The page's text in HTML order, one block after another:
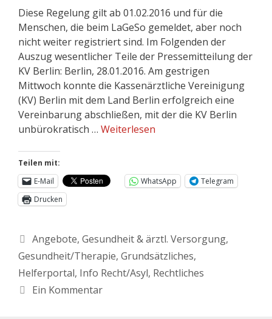
Diese Regelung gilt ab 01.02.2016 und für die
Menschen, die beim LaGeSo gemeldet, aber noch
nicht weiter registriert sind. Im Folgenden der
Auszug wesentlicher Teile der Pressemitteilung der
KV Berlin: Berlin, 28.01.2016. Am gestrigen
Mittwoch konnte die Kassenärztliche Vereinigung
(KV) Berlin mit dem Land Berlin erfolgreich eine
Vereinbarung abschließen, mit der die KV Berlin
unbürokratisch … Weiterlesen
Teilen mit:
E-Mail
WhatsApp
Telegram
Drucken
Angebote, Gesundheit & ärztl. Versorgung,
Gesundheit/Therapie, Grundsätzliches,
Helferportal, Info Recht/Asyl, Rechtliches
Ein Kommentar